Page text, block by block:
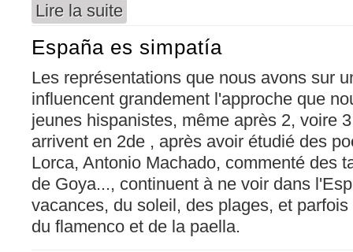
Lire la suite
España es simpatía
Les représentations que nous avons sur
influencent grandement l'approche que
jeunes hispanistes, même après 2, voire
arrivent en 2de , après avoir étudié des
Lorca, Antonio Machado, commenté des
de Goya..., continuent à ne voir dans
vacances, du soleil, des plages, et
du flamenco et de la paella.